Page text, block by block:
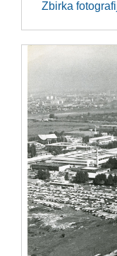
Zbirka